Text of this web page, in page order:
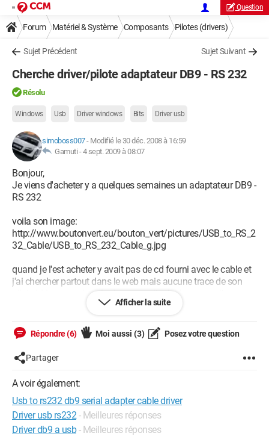
Question
Forum Matériel & Système Composants Pilotes (drivers)
Sujet Précédent Sujet Suivant
Cherche driver/pilote adaptateur DB9 - RS 232
Résolu
Windows Usb Driver windows Bits Driver usb
simoboss007- Modifié le 30 déc. 2008 à 16:59
Gamuti -4 sept. 2009 à 08:07
Bonjour,
Je viens d'acheter y a quelques semaines un adaptateur DB9 -
RS 232
voila son image:
http://www.boutonvert.eu/bouton_vert/pictures/USB_to_RS_2
32_Cable/USB_to_RS_232_Cable_g.jpg
quand je l'est acheter y avait pas de cd fourni avec le cable et
j'ai chercher partout dans le web mais aucune trace de son
pilote/driver svp si quelqu'un pourrait m'aider ca serait super
Firefox 3.0.5
Afficher la suite
Répondre (6) Moi aussi (3) Posez votre question
Partager
A voir également:
Usb to rs232 db9 serial adapter cable driver
Driver usb rs232 - Meilleures réponses
Driver db9 a usb - Meilleures réponses